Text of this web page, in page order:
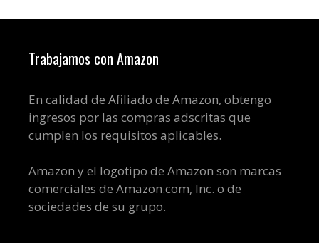
Trabajamos con Amazon
En calidad de Afiliado de Amazon, obtengo
ingresos por las compras adscritas que
cumplen los requisitos aplicables.
Amazon y el logotipo de Amazon son marcas
comerciales de Amazon.com, Inc. o de
sociedades de su grupo.